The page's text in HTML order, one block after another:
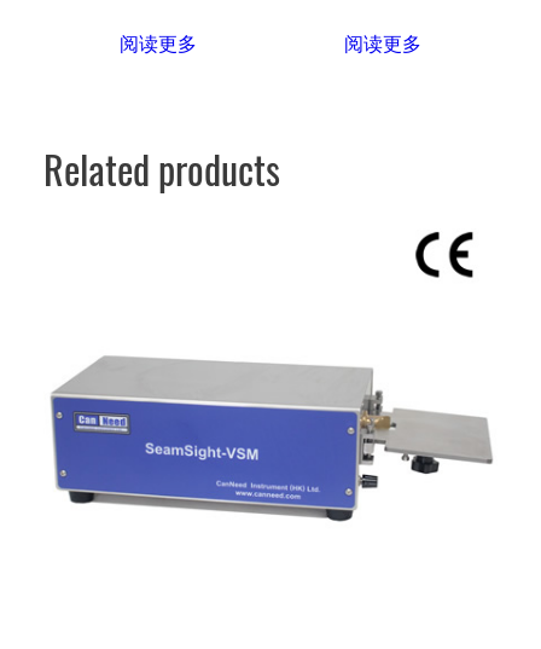
阅读更多 阅读更多
Related products